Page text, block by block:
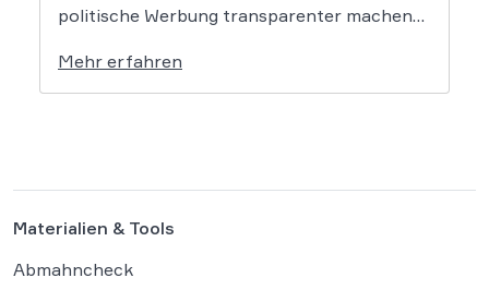
politische Werbung transparenter machen
sensibler Daten. Die Regierung will die
Verordnung in Deutschland nun ergänzen.
Mehr erfahren
Materialien & Tools
Abmahncheck